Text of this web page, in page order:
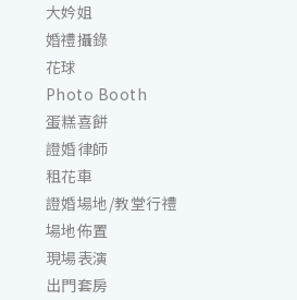
大妗姐
婚禮攝錄
花球
Photo Booth
蛋糕喜餅
證婚律師
租花車
證婚場地/教堂行禮
場地佈置
現場表演
出門套房